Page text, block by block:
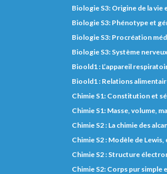
Biologie S3: Origine de la
Biologie S3: Phénotype et
Biologie S3: Procréation
Biologie S3: Système
Bioold1 : L’appareil
Bioold1 : Relations
Chimie S1: Constitution et
Chimie S1: Masse, volume,
Chimie S2 : La chimie des
Chimie S2 : Modèle de
Chimie S2 : Structure
Chimie S2: Corps pur